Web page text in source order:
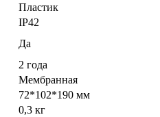
Пластик
IP42
Да
2 года
Мембранная
72*102*190 мм
0,3 кг